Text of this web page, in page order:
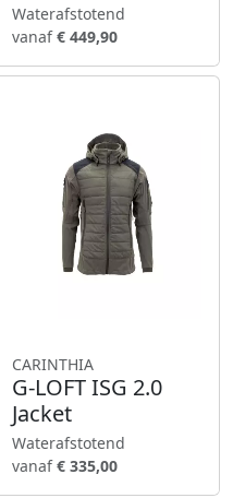
Waterafstotend
vanaf€ 449,90
CARINTHIA
G-LOFT ISG 2.0
Jacket
Waterafstotend
vanaf€ 335,00